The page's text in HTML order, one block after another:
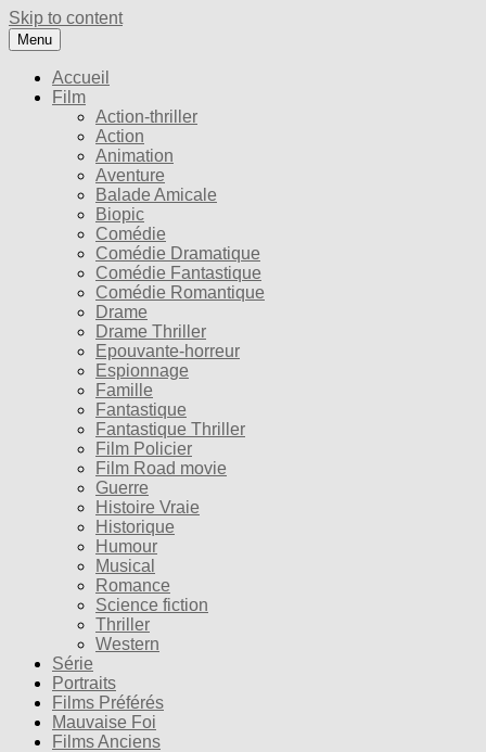
Skip to content
Menu
Accueil
Film
Action-thriller
Action
Animation
Aventure
Balade Amicale
Biopic
Comédie
Comédie Dramatique
Comédie Fantastique
Comédie Romantique
Drame
Drame Thriller
Epouvante-horreur
Espionnage
Famille
Fantastique
Fantastique Thriller
Film Policier
Film Road movie
Guerre
Histoire Vraie
Historique
Humour
Musical
Romance
Science fiction
Thriller
Western
Série
Portraits
Films Préférés
Mauvaise Foi
Films Anciens